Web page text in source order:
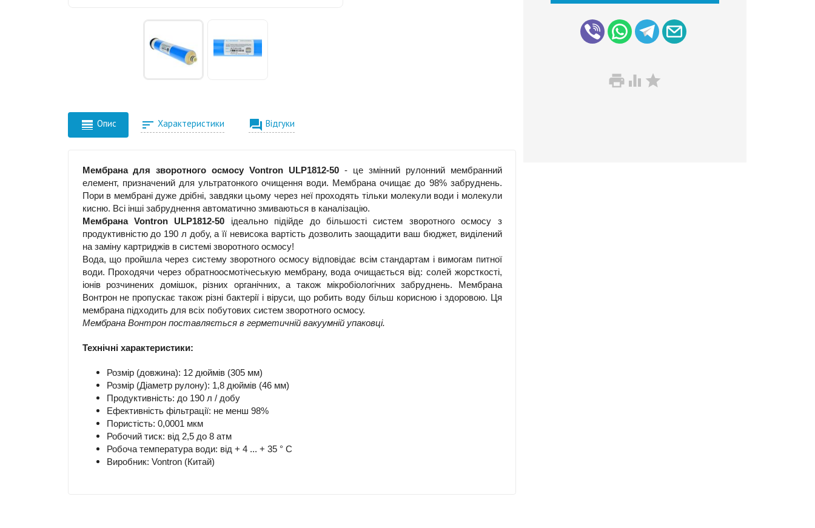
  
 Опис  Характеристики  Відгуки
Мембрана для зворотного осмосу Vontron ULP1812-50 - це змінний рулонний мембранний
елемент, призначений для ультратонкого очищення води. Мембрана очищає до 98% забруднень.
Пори в мембрані дуже дрібні, завдяки цьому через неї проходять тільки молекули води і молекули
кисню. Всі інші забруднення автоматично змиваються в каналізацію.
Мембрана Vontron ULP1812-50 ідеально підійде до більшості систем зворотного осмосу з
продуктивністю до 190 л добу, а її невисока вартість дозволить заощадити ваш бюджет, виділений
на заміну картриджів в системі зворотного осмосу!
Вода, що пройшла через систему зворотного осмосу відповідає всім стандартам і вимогам питної
води. Проходячи через обратноосмотічеськую мембрану, вода очищається від: солей жорсткості,
іонів розчинених домішок, різних органічних, а також мікробіологічних забруднень. Мембрана
Вонтрон не пропускає також різні бактерії і віруси, що робить воду більш корисною і здоровою. Ця
мембрана підходить для всіх побутових систем зворотного осмосу.
Мембрана Вонтрон поставляється в герметичній вакуумній упаковці.
Технічні характеристики:
Розмір (довжина): 12 дюймів (305 мм)
Розмір (Діаметр рулону): 1,8 дюймів (46 мм)
Продуктивність: до 190 л / добу
Ефективність фільтрації: не менш 98%
Пористість: 0,0001 мкм
Робочий тиск: від 2,5 до 8 атм
Робоча температура води: від + 4 ... + 35 ° С
Виробник: Vontron (Китай)